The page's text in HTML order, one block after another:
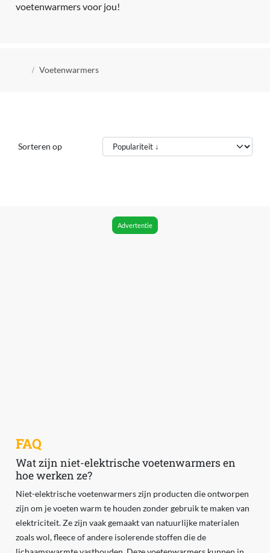
voetenwarmers voor jou!
Kruimelpad
Voetenwarmers
Sorteren op
Advertentie
FAQ
Wat zijn niet-elektrische voetenwarmers en
hoe werken ze?
Niet-elektrische voetenwarmers zijn producten die ontworpen
zijn om je voeten warm te houden zonder gebruik te maken van
elektriciteit. Ze zijn vaak gemaakt van natuurlijke materialen
zoals wol, fleece of andere isolerende stoffen die de